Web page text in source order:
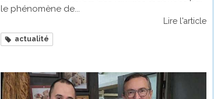
le phénomène de...
Lire l'article
actualité